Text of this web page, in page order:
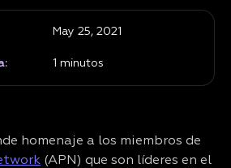
May 25, 2021
1 minutos
homenaje a los miembros de
(APN) que son líderes en el